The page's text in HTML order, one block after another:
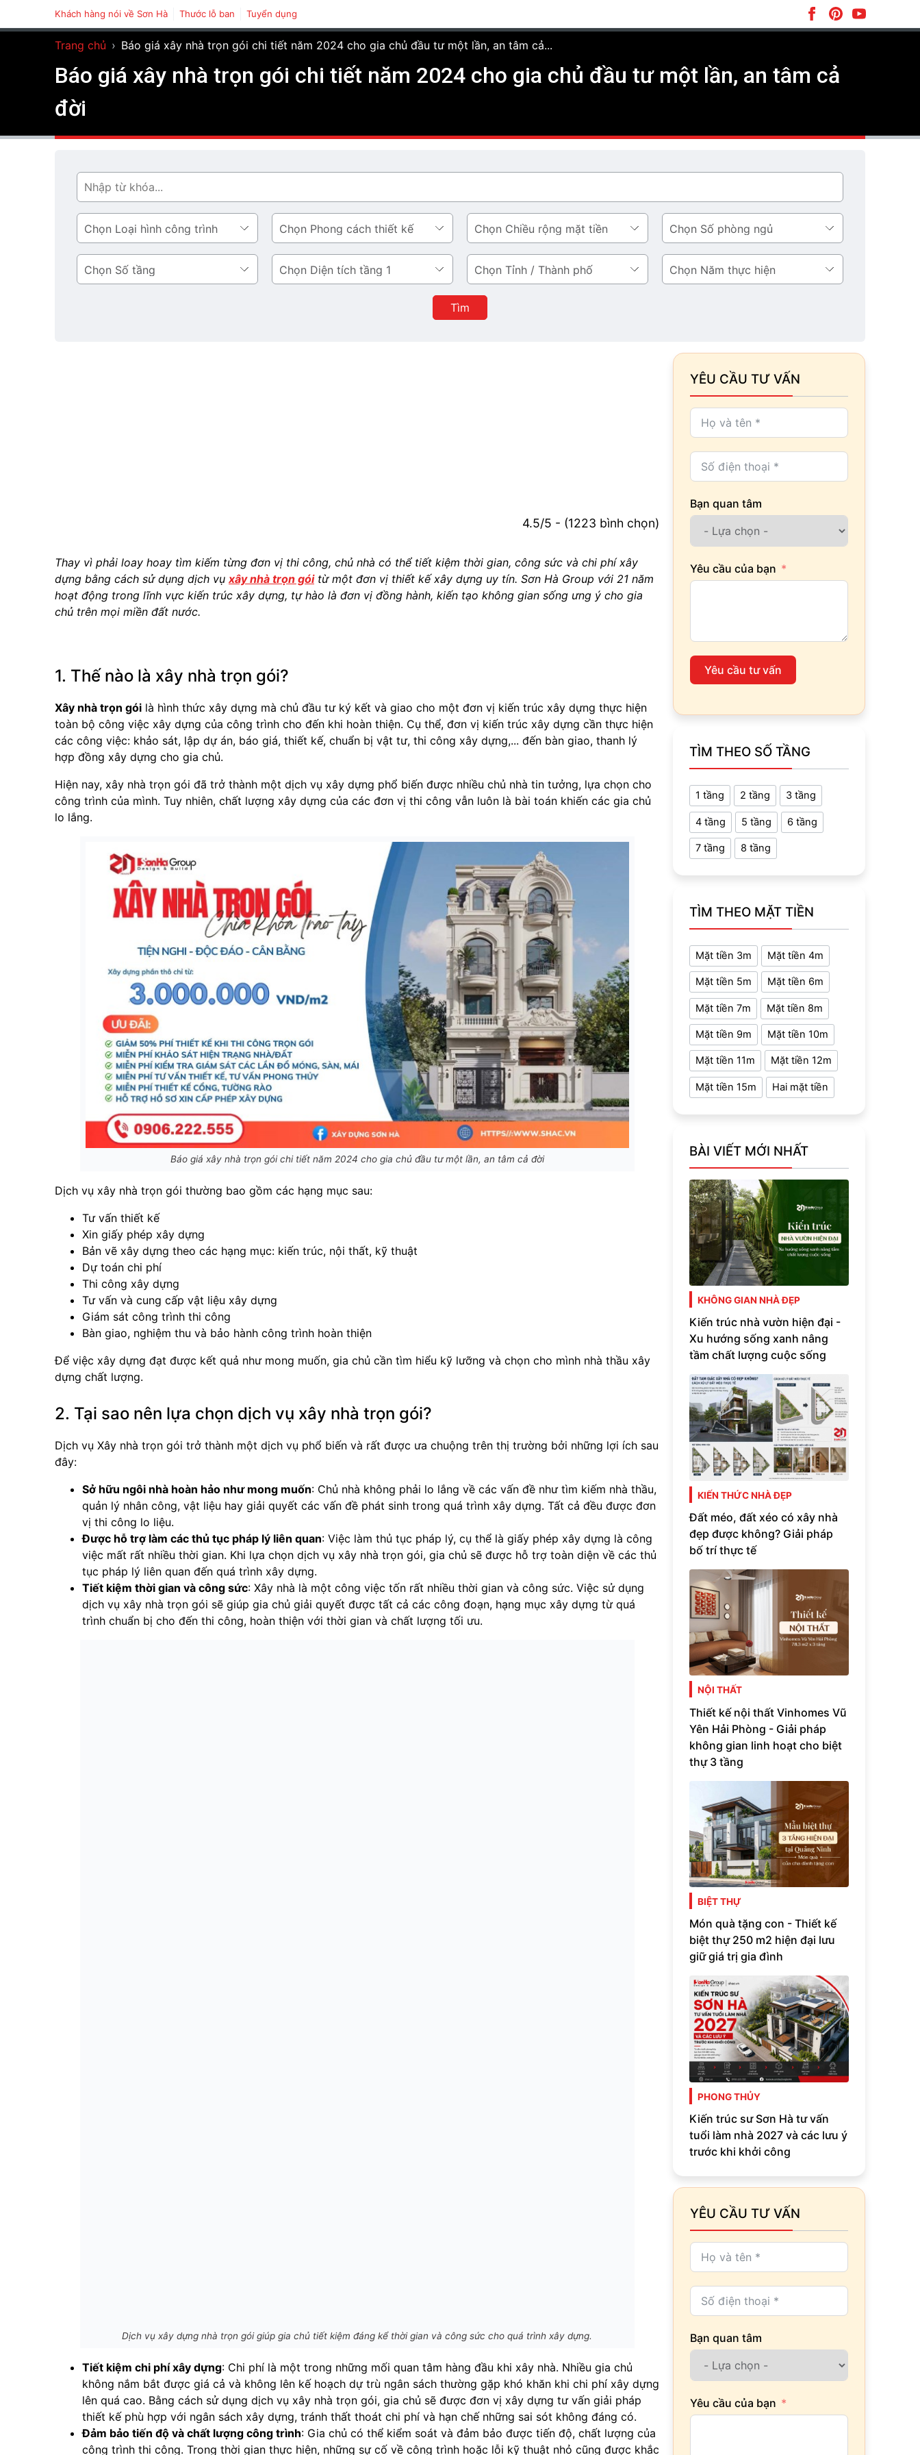
Khách hàng nói về Sơn Hà Thước lỗ ban Tuyển dụng
Trang chủ › Báo giá xây nhà trọn gói chi tiết năm 2024 cho gia chủ đầu tư một lần, an tâm cả...
Báo giá xây nhà trọn gói chi tiết năm 2024 cho gia chủ đầu tư một lần, an tâm cả
đời
Tìm
Loại
hình
công
trình
Phong
cách
thiết
kế
Chiều
rộng
mặt
tiền
Số
phòng
ngủ
Số
tầng
Diện
tích
Tỉnh
/
Thành
phố
Năm
thực
Tìm
4.5/5 - (1223 bình chọn)
Thay vì phải loay hoay tìm kiếm từng đơn vị thi công, chủ nhà có thể tiết kiệm thời gian, công sức và chi phí xây
dựng bằng cách sử dụng dịch vụ xây nhà trọn góitừ một đơn vị thiết kế xây dựng uy tín. Sơn Hà Group với 21 năm
hoạt động trong lĩnh vực kiến trúc xây dựng, tự hào là đơn vị đồng hành, kiến tạo không gian sống ưng ý cho gia
chủ trên mọi miền đất nước.
1. Thế nào là xây nhà trọn gói?
Xây nhà trọn gói là hình thức xây dựng mà chủ đầu tư ký kết và giao cho một đơn vị kiến trúc xây dựng thực hiện
toàn bộ công việc xây dựng của công trình cho đến khi hoàn thiện. Cụ thể, đơn vị kiến trúc xây dựng cần thực hiện
các công việc: khảo sát, lập dự án, báo giá, thiết kế, chuẩn bị vật tư, thi công xây dựng,... đến bàn giao, thanh lý
hợp đồng xây dựng cho gia chủ.
Hiện nay, xây nhà trọn gói đã trở thành một dịch vụ xây dựng phổ biến được nhiều chủ nhà tin tưởng, lựa chọn cho
công trình của mình. Tuy nhiên, chất lượng xây dựng của các đơn vị thi công vẫn luôn là bài toán khiến các gia chủ
lo lắng.
Báo giá xây nhà trọn gói chi tiết năm 2024 cho gia chủ đầu tư một lần, an tâm cả đời
Dịch vụ xây nhà trọn gói thường bao gồm các hạng mục sau:
Tư vấn thiết kế
Xin giấy phép xây dựng
Bản vẽ xây dựng theo các hạng mục: kiến trúc, nội thất, kỹ thuật
Dự toán chi phí
Thi công xây dựng
Tư vấn và cung cấp vật liệu xây dựng
Giám sát công trình thi công
Bàn giao, nghiệm thu và bảo hành công trình hoàn thiện
Để việc xây dựng đạt được kết quả như mong muốn, gia chủ cần tìm hiểu kỹ lưỡng và chọn cho mình nhà thầu xây
dựng chất lượng.
2. Tại sao nên lựa chọn dịch vụ xây nhà trọn gói?
Dịch vụ Xây nhà trọn gói trở thành một dịch vụ phổ biến và rất được ưa chuộng trên thị trường bởi những lợi ích sau
đây:
Sở hữu ngôi nhà hoàn hảo như mong muốn: Chủ nhà không phải lo lắng về các vấn đề như tìm kiếm nhà thầu,
quản lý nhân công, vật liệu hay giải quyết các vấn đề phát sinh trong quá trình xây dựng. Tất cả đều được đơn
vị thi công lo liệu.
Được hỗ trợ làm các thủ tục pháp lý liên quan: Việc làm thủ tục pháp lý, cụ thể là giấy phép xây dựng là công
việc mất rất nhiều thời gian. Khi lựa chọn dịch vụ xây nhà trọn gói, gia chủ sẽ được hỗ trợ toàn diện về các thủ
tục pháp lý liên quan đến quá trình xây dựng.
Tiết kiệm thời gian và công sức: Xây nhà là một công việc tốn rất nhiều thời gian và công sức. Việc sử dụng
dịch vụ xây nhà trọn gói sẽ giúp gia chủ giải quyết được tất cả các công đoạn, hạng mục xây dựng từ quá
trình chuẩn bị cho đến thi công, hoàn thiện với thời gian và chất lượng tối ưu.
Dịch vụ xây dựng nhà trọn gói giúp gia chủ tiết kiệm đáng kể thời gian và công sức cho quá trình xây dựng.
Tiết kiệm chi phí xây dựng: Chi phí là một trong những mối quan tâm hàng đầu khi xây nhà. Nhiều gia chủ
không nắm bắt được giá cả và không lên kế hoạch dự trù ngân sách thường gặp khó khăn khi chi phí xây dựng
lên quá cao. Bằng cách sử dụng dịch vụ xây nhà trọn gói, gia chủ sẽ được đơn vị xây dựng tư vấn giải pháp
thiết kế phù hợp với ngân sách xây dựng, tránh thất thoát chi phí và hạn chế những sai sót không đáng có.
Đảm bảo tiến độ và chất lượng công trình: Gia chủ có thể kiểm soát và đảm bảo được tiến độ, chất lượng của
công trình thi công. Trong thời gian thực hiện, những sự cố về công trình hoặc lỗi kỹ thuật nhỏ cũng được khắc
YÊU CẦU TƯ VẤN
Bạn quan tâm
Yêu cầu của bạn
Yêu cầu tư vấn
TÌM THEO SỐ TẦNG
1 tầng 2 tầng 3 tầng
4 tầng 5 tầng 6 tầng
7 tầng 8 tầng
TÌM THEO MẶT TIỀN
Mặt tiền 3m Mặt tiền 4m
Mặt tiền 5m Mặt tiền 6m
Mặt tiền 7m Mặt tiền 8m
Mặt tiền 9m Mặt tiền 10m
Mặt tiền 11m Mặt tiền 12m
Mặt tiền 15m Hai mặt tiền
BÀI VIẾT MỚI NHẤT
KHÔNG GIAN NHÀ ĐẸP
Kiến trúc nhà vườn hiện đại -
Xu hướng sống xanh nâng
tầm chất lượng cuộc sống
KIẾN THỨC NHÀ ĐẸP
Đất méo, đất xéo có xây nhà
đẹp được không? Giải pháp
bố trí thực tế
NỘI THẤT
Thiết kế nội thất Vinhomes Vũ
Yên Hải Phòng - Giải pháp
không gian linh hoạt cho biệt
thự 3 tầng
BIỆT THỰ
Món quà tặng con - Thiết kế
biệt thự 250 m2 hiện đại lưu
giữ giá trị gia đình
PHONG THỦY
Kiến trúc sư Sơn Hà tư vấn
tuổi làm nhà 2027 và các lưu ý
trước khi khởi công
YÊU CẦU TƯ VẤN
Bạn quan tâm
Yêu cầu của bạn